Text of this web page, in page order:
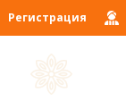
Регистрация